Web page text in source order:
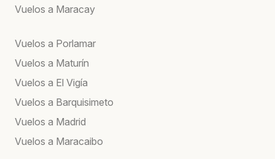
Vuelos a Maracay
Vuelos a Porlamar
Vuelos a Maturín
Vuelos a El Vigía
Vuelos a Barquisimeto
Vuelos a Madrid
Vuelos a Maracaibo